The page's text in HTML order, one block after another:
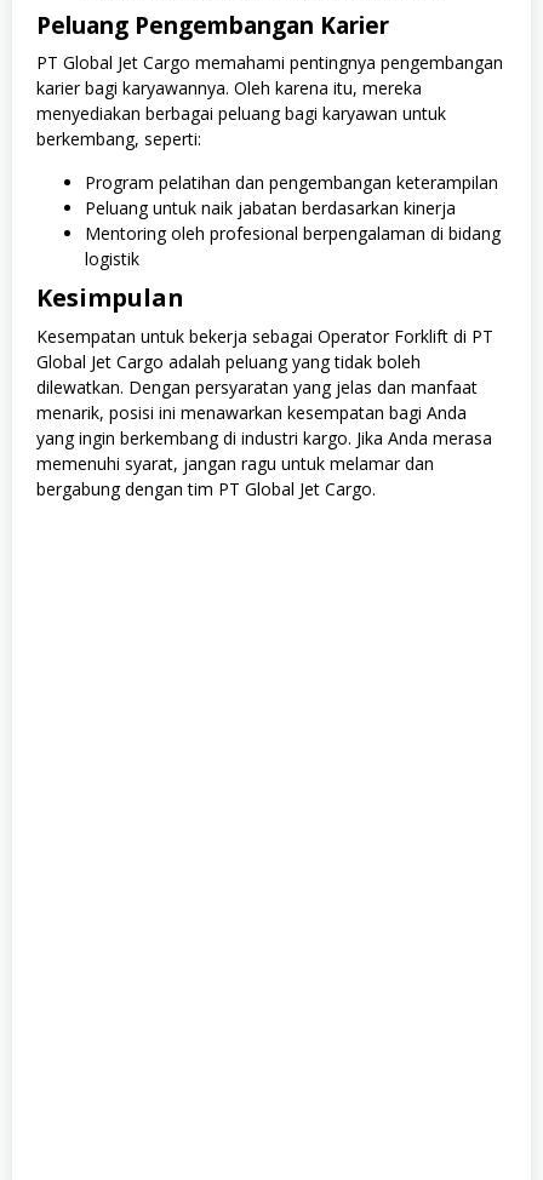
Peluang Pengembangan Karier
PT Global Jet Cargo memahami pentingnya pengembangan
karier bagi karyawannya. Oleh karena itu, mereka
menyediakan berbagai peluang bagi karyawan untuk
berkembang, seperti:
Program pelatihan dan pengembangan keterampilan
Peluang untuk naik jabatan berdasarkan kinerja
Mentoring oleh profesional berpengalaman di bidang
logistik
Kesimpulan
Kesempatan untuk bekerja sebagai Operator Forklift di PT
Global Jet Cargo adalah peluang yang tidak boleh
dilewatkan. Dengan persyaratan yang jelas dan manfaat
menarik, posisi ini menawarkan kesempatan bagi Anda
yang ingin berkembang di industri kargo. Jika Anda merasa
memenuhi syarat, jangan ragu untuk melamar dan
bergabung dengan tim PT Global Jet Cargo.